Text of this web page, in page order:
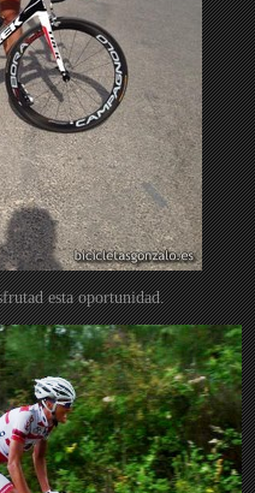
esta oportunidad.